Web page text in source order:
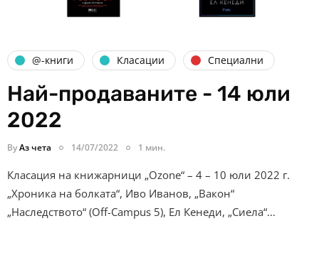
@-книги Класации Специални
Най-продаваните - 14 юли
2022
ByАз чета 14/07/2022 1 мин.
Класация на книжарници „Ozone“ – 4 – 10 юли 2022 г.
„Хроника на болката“, Иво Иванов, „Вакон“
„Наследството“ (Off-Campus 5), Ел Кенеди, „Сиела“…